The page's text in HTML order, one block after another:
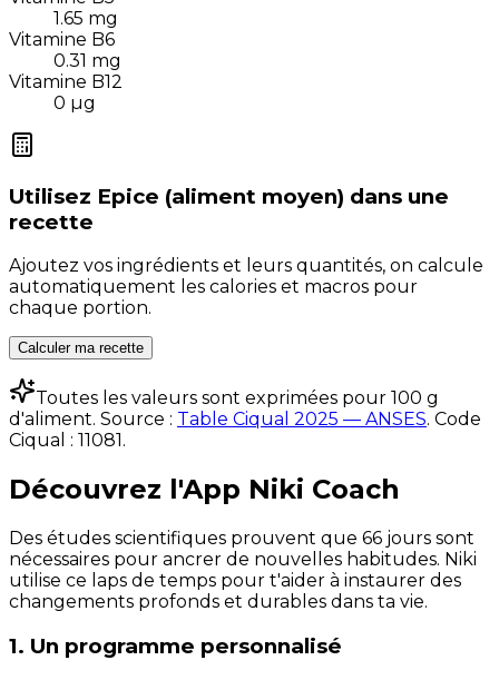
1.65 mg
Vitamine B6
0.31 mg
Vitamine B12
0 µg
Utilisez Epice (aliment moyen) dans une
recette
Ajoutez vos ingrédients et leurs quantités, on calcule
automatiquement les calories et macros pour
chaque portion.
Calculer ma recette
Toutes les valeurs sont exprimées pour 100 g
d'aliment. Source : Table Ciqual 2025 — ANSES. Code
Ciqual : 11081 .
Découvrez l'App Niki Coach
Des études scientifiques prouvent que 66 jours sont
nécessaires pour ancrer de nouvelles habitudes. Niki
utilise ce laps de temps pour t'aider à instaurer des
changements profonds et durables dans ta vie.
1. Un programme personnalisé